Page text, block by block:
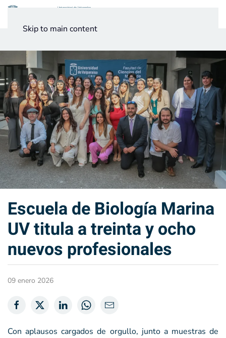
Skip to main content
Escuela de Biología Marina
UV titula a treinta y ocho
nuevos profesionales
09 enero 2026
Con aplausos cargados de orgullo, junto a muestras de